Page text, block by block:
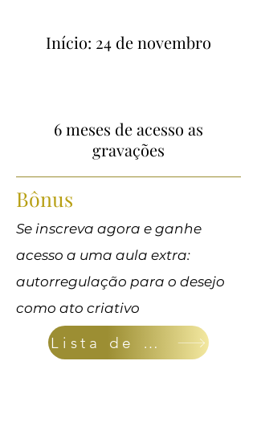
Início: 24 de novembro
6 meses de acesso as
gravações
Bônus
Se inscreva agora e ganhe
acesso a uma aula extra:
autorregulação para o desejo
como ato criativo
Lista de espera